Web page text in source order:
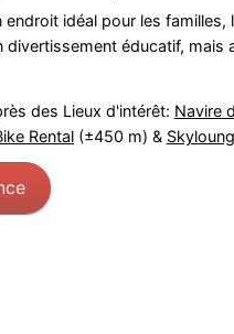
idéal pour les familles,
éducatif,
des Lieux d'intérêt: Navire
Rental(±450 m) &